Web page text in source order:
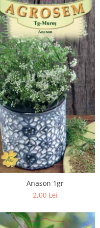
Anason 1gr
2,00 Lei